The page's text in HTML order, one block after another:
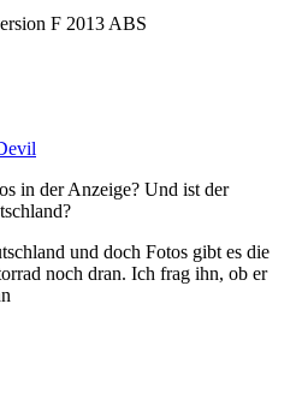
F 2013 ABS
in der Anzeige? Und ist der
und doch Fotos gibt es die
noch dran. Ich frag ihn, ob er